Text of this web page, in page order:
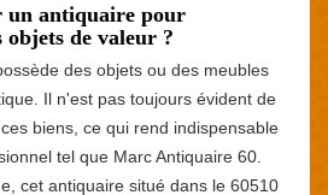
un antiquaire pour
de valeur ?
des objets ou des meubles
Il n'est pas toujours évident de
biens, ce qui rend indispensable
tel que Marc Antiquaire 60.
cet antiquaire situé dans le 60510